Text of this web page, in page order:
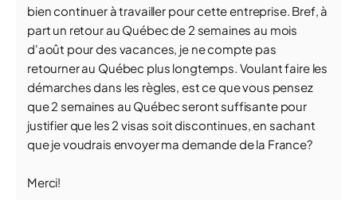
bien continuer à travailler pour cette entreprise. Bref, à
part un retour au Québec de 2 semaines au mois
d'août pour des vacances, je ne compte pas
retourner au Québec plus longtemps. Voulant faire les
démarches dans les règles, est ce que vous pensez
que 2 semaines au Québec seront suffisante pour
justifier que les 2 visas soit discontinues, en sachant
que je voudrais envoyer ma demande de la France?
Merci!